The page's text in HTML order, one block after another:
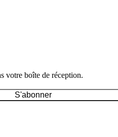
votre boîte de réception.
S'abonner